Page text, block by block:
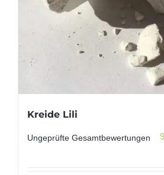
Kreide Lili
Ungeprüfte Gesamtbewertungen